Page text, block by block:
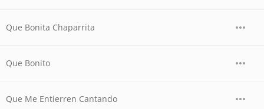
Que Bonita Chaparrita
Que Bonito
Que Me Entierren Cantando